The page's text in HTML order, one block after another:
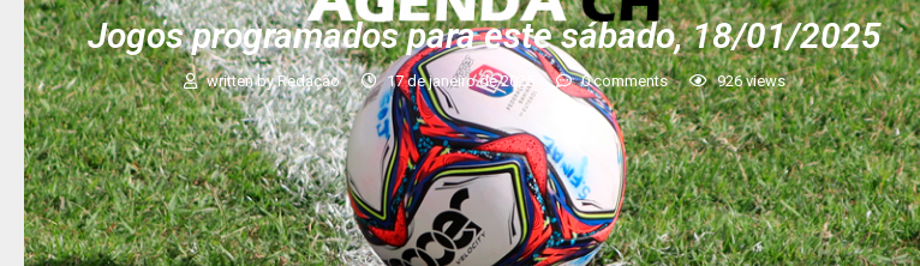
Jogos programados para este sábado, 18/01/2025
written byRedação 17 de janeiro de 2025 0 comments 926views